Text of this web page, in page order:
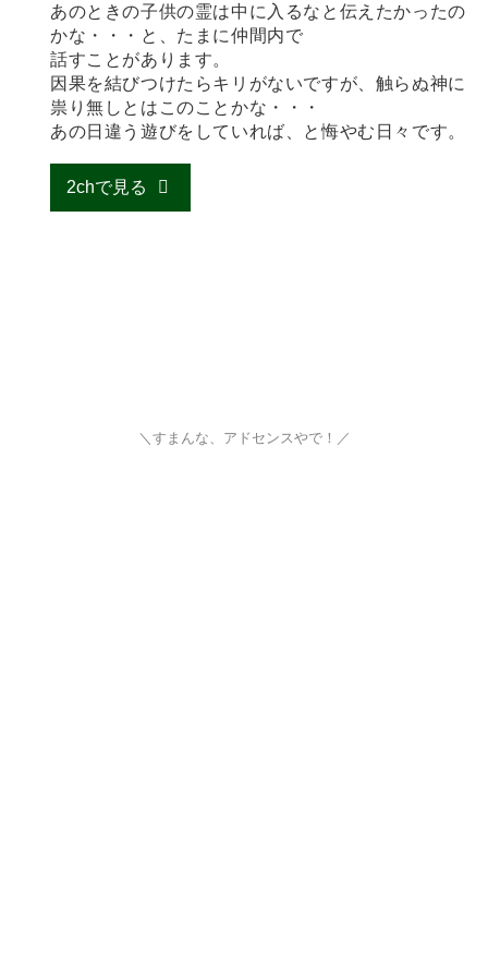
あのときの子供の霊は中に入るなと伝えたかったの
かな・・・と、たまに仲間内で
話すことがあります。
因果を結びつけたらキリがないですが、触らぬ神に
祟り無しとはこのことかな・・・
あの日違う遊びをしていれば、と悔やむ日々です。
2chで見る
＼すまんな、アドセンスやで！／